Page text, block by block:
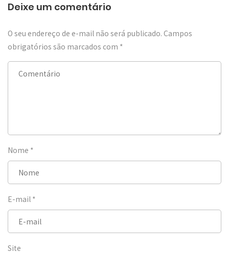
Deixe um comentário
O seu endereço de e-mail não será publicado. Campos
obrigatórios são marcados com *
Nome *
E-mail *
Site